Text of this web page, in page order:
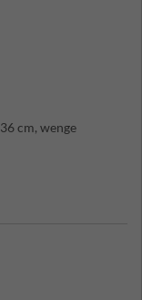
cm, wenge